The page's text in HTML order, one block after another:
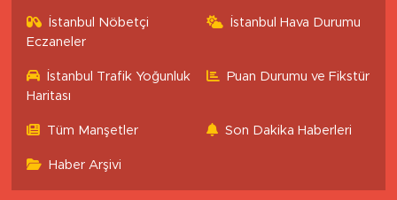
İstanbul Nöbetçi
Eczaneler
İstanbul Hava Durumu
İstanbul Trafik Yoğunluk
Haritası
Puan Durumu ve Fikstür
Tüm Manşetler Son Dakika Haberleri
Haber Arşivi